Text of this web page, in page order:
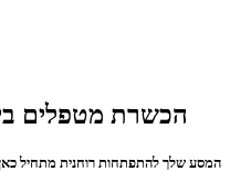
הכשרת מטפלים
המסע שלך להתפתחות רוחנית מתחיל